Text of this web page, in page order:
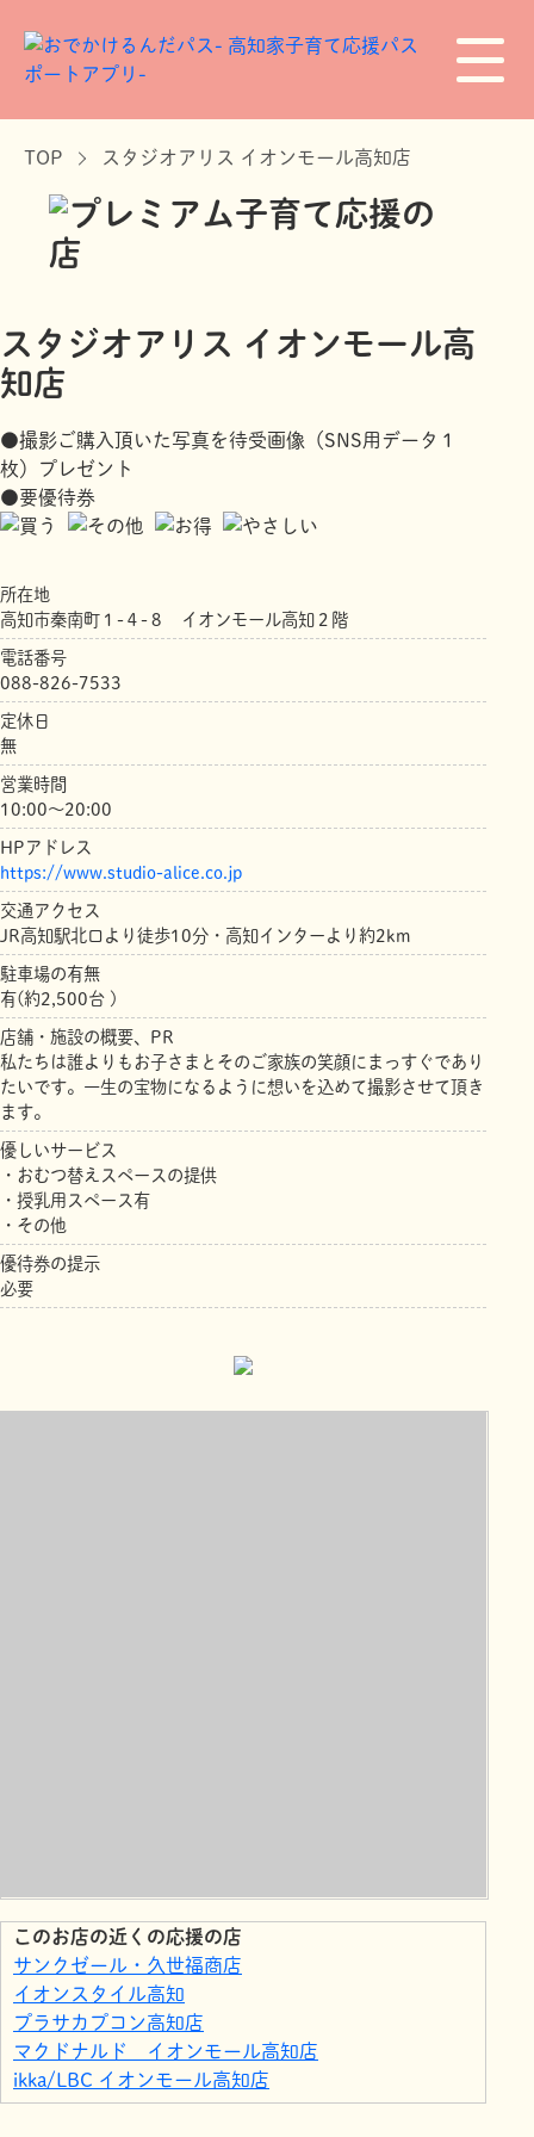
TOP スタジオアリス イオンモール高知店
スタジオアリス イオンモール高
知店
●撮影ご購入頂いた写真を待受画像（SNS用データ１
枚）プレゼント
●要優待券
所在地
高知市秦南町１-４-８ イオンモール高知２階
電話番号
088-826-7533
定休日
無
営業時間
10:00～20:00
HPアドレス
https://www.studio-alice.co.jp
交通アクセス
JR高知駅北口より徒歩10分・高知インターより約2km
駐車場の有無
有(約2,500台 )
店舗・施設の概要、PR
私たちは誰よりもお子さまとそのご家族の笑顔にまっすぐであり
たいです。一生の宝物になるように想いを込めて撮影させて頂き
ます。
優しいサービス
・おむつ替えスペースの提供
・授乳用スペース有
・その他
優待券の提示
必要
このお店の近くの応援の店
サンクゼール・久世福商店
イオンスタイル高知
プラサカプコン高知店
マクドナルド イオンモール高知店
ikka/LBC イオンモール高知店
イオンスポーツクラブ3FIT高知